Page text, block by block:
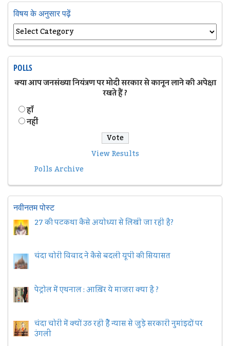
विषय के अनुसार पढ़ें
POLLS
क्या आप जनसंख्या नियंत्रण पर मोदी सरकार से कानून लाने की अपेक्षा
रखते हैं ?
हॉं
नहीं
View Results
Polls Archive
नवीनतम पोस्ट
27 की पटकथा कैसे अयोध्या से लिखी जा रही है?
चंदा चोरी विवाद ने कैसे बदली यूपी की सियासत
पेट्रोल में एथनाल : आख़िर ये माजरा क्या है ?
चंदा चोरी में क्यों उठ रही हैैं न्यास से जुड़े सरकारी नुमांइदों पर
उंगली